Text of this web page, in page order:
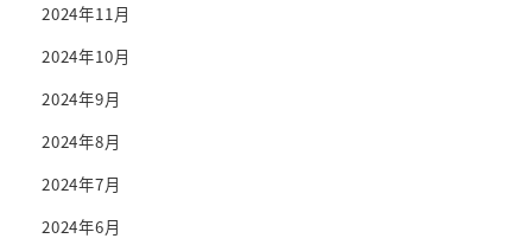
2024年11月
2024年10月
2024年9月
2024年8月
2024年7月
2024年6月